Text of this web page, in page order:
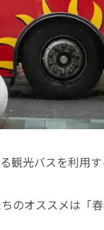
観光バスを利用す
オススメは「春